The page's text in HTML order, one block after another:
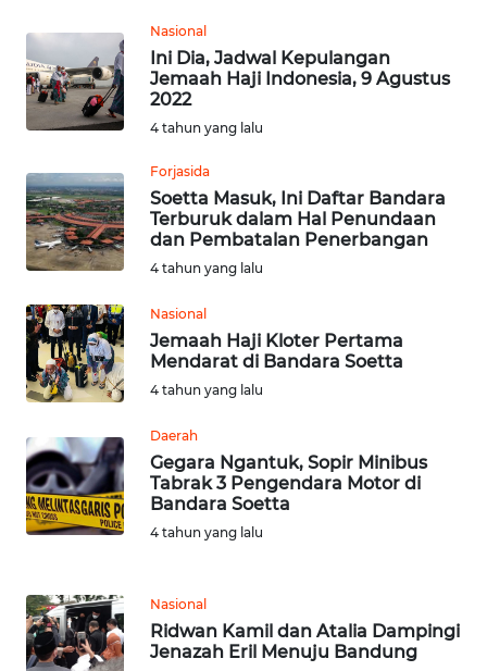
Nasional
Ini Dia, Jadwal Kepulangan
Jemaah Haji Indonesia, 9 Agustus
2022
4 tahun yang lalu
Forjasida
Soetta Masuk, Ini Daftar Bandara
Terburuk dalam Hal Penundaan
dan Pembatalan Penerbangan
4 tahun yang lalu
Nasional
Jemaah Haji Kloter Pertama
Mendarat di Bandara Soetta
4 tahun yang lalu
Daerah
Gegara Ngantuk, Sopir Minibus
Tabrak 3 Pengendara Motor di
Bandara Soetta
4 tahun yang lalu
Nasional
Ridwan Kamil dan Atalia Dampingi
Jenazah Eril Menuju Bandung
WN
TANJUNG
LESUNG
WN
KARO
WN
WN
LABUHANBATU
TAPANULI
TENGAH
WN DELI
WN
TEBING
TINGGI